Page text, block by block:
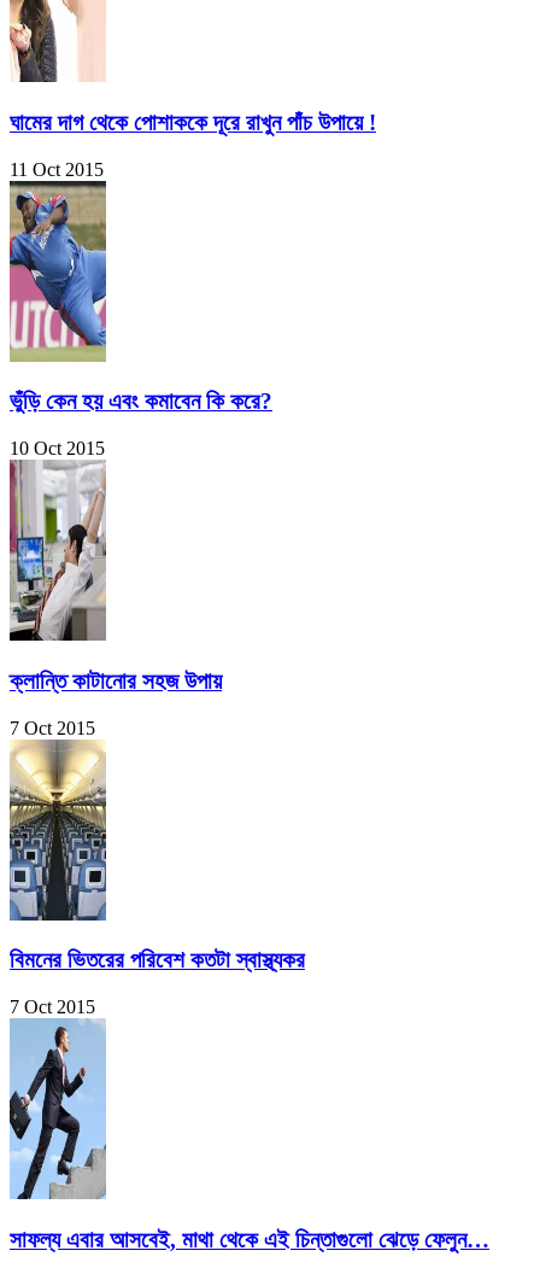
ঘামের দাগ থেকে পোশাককে দূরে রাখুন পাঁচ উপায়ে !
11 Oct 2015
ভুঁড়ি কেন হয় এবং কমাবেন কি করে?
10 Oct 2015
ক্লান্তি কাটানোর সহজ উপায়
7 Oct 2015
বিমনের ভিতরের পরিবেশ কতটা স্বাস্থ্যকর
7 Oct 2015
সাফল্য এবার আসবেই, মাথা থেকে এই চিন্তাগুলো ঝেড়ে ফেলুন…